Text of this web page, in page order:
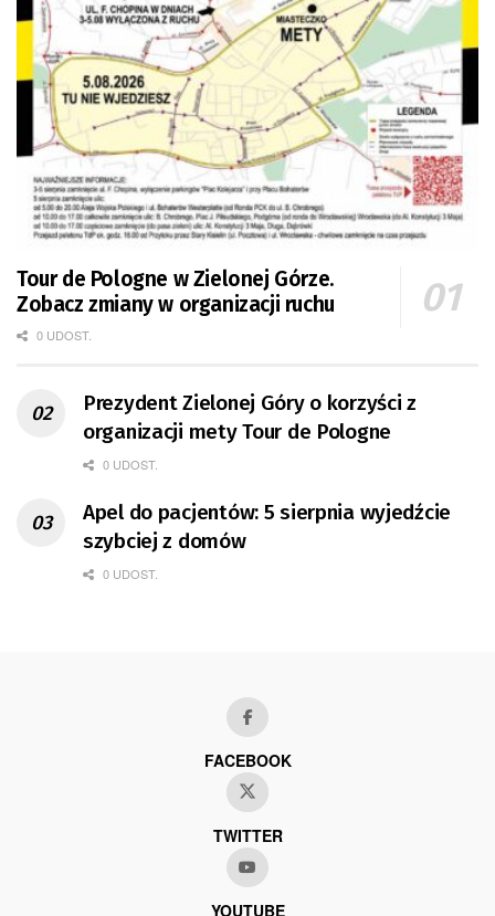
Tour de Pologne w Zielonej Górze.
Zobacz zmiany w organizacji ruchu
0 UDOST.
Prezydent Zielonej Góry o korzyści z
organizacji mety Tour de Pologne
0 UDOST.
Apel do pacjentów: 5 sierpnia wyjedźcie
szybciej z domów
0 UDOST.
FACEBOOK
TWITTER
YOUTUBE